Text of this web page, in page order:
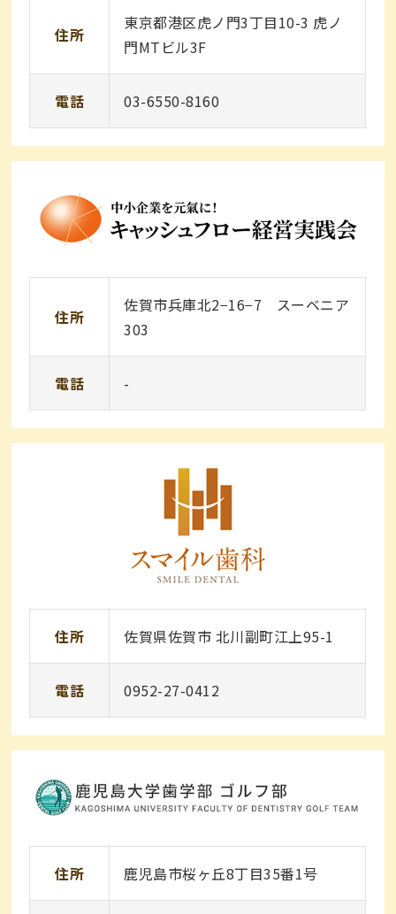
住所
東京都港区虎ノ門3丁目10-3 虎ノ
門MTビル3F
電話 03-6550-8160
住所
佐賀市兵庫北2−16−7 スーベニア
303
電話 -
住所 佐賀県佐賀市 北川副町江上95-1
電話 0952-27-0412
住所 鹿児島市桜ヶ丘8丁目35番1号